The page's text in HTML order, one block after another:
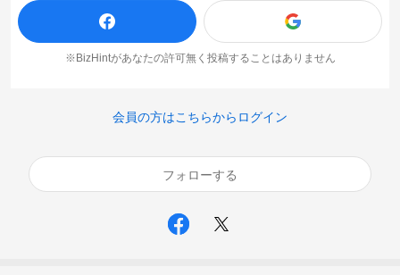
※BizHintがあなたの許可無く投稿することはありません
会員の方はこちらからログイン
フォローする